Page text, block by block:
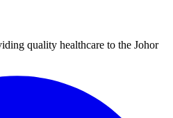
quality healthcare to the Johor